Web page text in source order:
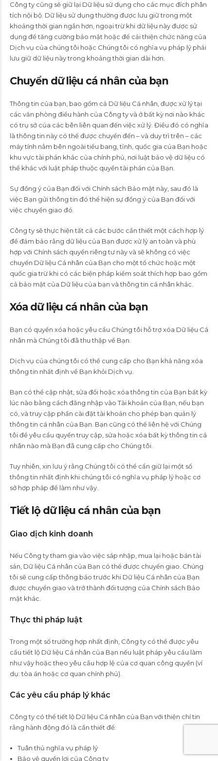
Công ty cũng sẽ giữ lại Dữ liệu sử dụng cho các mục đích phân
tích nội bộ. Dữ liệu sử dụng thường được lưu giữ trong một
khoảng thời gian ngắn hơn, ngoại trừ khi dữ liệu này được sử
dụng để tăng cường bảo mật hoặc để cải thiện chức năng của
Dịch vụ của chúng tôi hoặc Chúng tôi có nghĩa vụ pháp lý phải
lưu giữ dữ liệu này trong khoảng thời gian dài hơn.
Chuyển dữ liệu cá nhân của bạn
Thông tin của bạn, bao gồm cả Dữ liệu Cá nhân, được xử lý tại
các văn phòng điều hành của Công ty và ở bất kỳ nơi nào khác
có trụ sở của các bên liên quan đến việc xử lý. Điều đó có nghĩa
là thông tin này có thể được chuyển đến – và duy trì trên – các
máy tính nằm bên ngoài tiểu bang, tỉnh, quốc gia của Bạn hoặc
khu vực tài phán khác của chính phủ, nơi luật bảo vệ dữ liệu có
thể khác với luật pháp thuộc quyền tài phán của Bạn.
Sự đồng ý của Bạn đối với Chính sách Bảo mật này, sau đó là
việc Bạn gửi thông tin đó thể hiện sự đồng ý của Bạn đối với
việc chuyển giao đó.
Công ty sẽ thực hiện tất cả các bước cần thiết một cách hợp lý
để đảm bảo rằng dữ liệu của Bạn được xử lý an toàn và phù
hợp với Chính sách quyền riêng tư này và sẽ không có việc
chuyển Dữ liệu Cá nhân của Bạn cho một tổ chức hoặc một
quốc gia trừ khi có các biện pháp kiểm soát thích hợp bao gồm
cả bảo mật của Dữ liệu của bạn và thông tin cá nhân khác.
Xóa dữ liệu cá nhân của bạn
Bạn có quyền xóa hoặc yêu cầu Chúng tôi hỗ trợ xóa Dữ liệu Cá
nhân mà Chúng tôi đã thu thập về Bạn.
Dịch vụ của chúng tôi có thể cung cấp cho Bạn khả năng xóa
thông tin nhất định về Bạn khỏi Dịch vụ.
Bạn có thể cập nhật, sửa đổi hoặc xóa thông tin của Bạn bất kỳ
lúc nào bằng cách đăng nhập vào Tài khoản của Bạn, nếu bạn
có, và truy cập phần cài đặt tài khoản cho phép bạn quản lý
thông tin cá nhân của Bạn. Bạn cũng có thể liên hệ với Chúng
tôi để yêu cầu quyền truy cập, sửa hoặc xóa bất kỳ thông tin cá
nhân nào mà Bạn đã cung cấp cho Chúng tôi.
Tuy nhiên, xin lưu ý rằng Chúng tôi có thể cần giữ lại một số
thông tin nhất định khi chúng tôi có nghĩa vụ pháp lý hoặc cơ
sở hợp pháp để làm như vậy.
Tiết lộ dữ liệu cá nhân của bạn
Giao dịch kinh doanh
Nếu Công ty tham gia vào việc sáp nhập, mua lại hoặc bán tài
sản, Dữ liệu Cá nhân của Bạn có thể được chuyển giao. Chúng
tôi sẽ cung cấp thông báo trước khi Dữ liệu Cá nhân của Bạn
được chuyển giao và trở thành đối tượng của Chính sách Bảo
mật khác.
Thực thi pháp luật
Trong một số trường hợp nhất định, Công ty có thể được yêu
cầu tiết lộ Dữ liệu Cá nhân của Bạn nếu luật pháp yêu cầu làm
như vậy hoặc theo yêu cầu hợp lệ của cơ quan công quyền (ví
dụ: tòa án hoặc cơ quan chính phủ).
Các yêu cầu pháp lý khác
Công ty có thể tiết lộ Dữ liệu Cá nhân của Bạn với thiện chí tin
rằng hành động đó là cần thiết để:
Tuân thủ nghĩa vụ pháp lý
Bảo vệ quyền lợi của Công ty